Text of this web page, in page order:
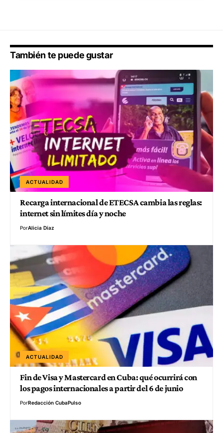
También te puede gustar
ACTUALIDAD
Recarga internacional de ETECSA cambia las reglas:
internet sin límites día y noche
PorAlicia Díaz
ACTUALIDAD
Fin de Visa y Mastercard en Cuba: qué ocurrirá con
los pagos internacionales a partir del 6 de junio
PorRedacción CubaPulso